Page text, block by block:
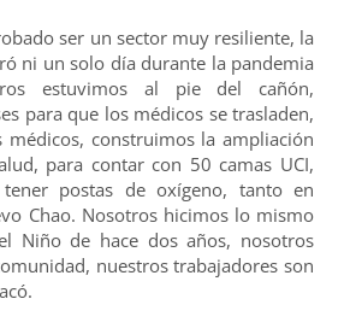
ser un sector muy resiliente, la
ni un solo día durante la pandemia
estuvimos al pie del cañón,
para que los médicos se trasladen,
médicos, construimos la ampliación
para contar con 50 camas UCI,
postas de oxígeno, tanto en
Chao. Nosotros hicimos lo mismo
Niño de hace dos años, nosotros
nuestros trabajadores son